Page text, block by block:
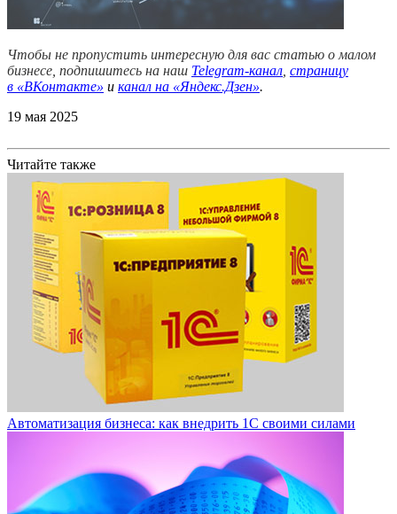
Чтобы не пропустить интересную для вас статью о малом
бизнесе, подпишитесь на наш Telegram-канал страницу
в «ВКонтакте» и канал на «Яндекс.Дзен».
19 мая 2025
Читайте также
Автоматизация бизнеса: как внедрить 1С своими силами